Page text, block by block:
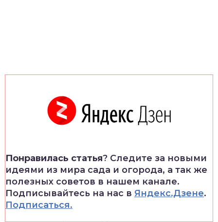
Понравилась статья? Следите за новыми
идеями из мира сада и огорода, а так же
полезных советов в нашем канале.
Подписывайтесь на нас в Яндекс.Дзене.
Подписаться.